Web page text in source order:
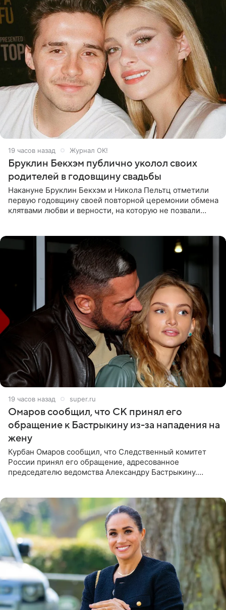
19 часов назад Журнал OK!
Бруклин Бекхэм публично уколол своих
родителей в годовщину свадьбы
Накануне Бруклин Бекхэм и Никола Пельтц отметили
первую годовщину своей повторной церемонии обмена
клятвами любви и верности, на которую не позвали
19 часов назад super.ru
Омаров сообщил, что СК принял его
обращение к Бастрыкину из-за нападения на
жену
Курбан Омаров сообщил, что Следственный комитет
России принял его обращение, адресованное
председателю ведомства Александру Бастрыкину.